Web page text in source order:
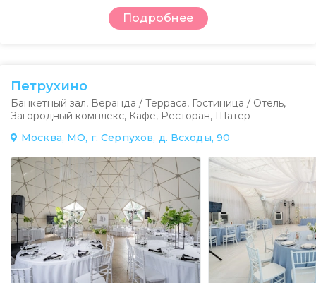
Подробнее
Петрухино
Банкетный зал, Веранда / Терраса, Гостиница / Отель,
Загородный комплекс, Кафе, Ресторан, Шатер
Москва, МО, г. Серпухов, д. Всходы, 90